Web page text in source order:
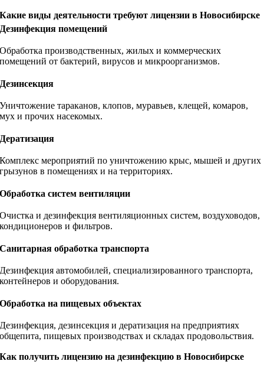
Какие виды деятельности требуют лицензии в Новосибирске
Дезинфекция помещений
Обработка производственных, жилых и коммерческих
помещений от бактерий, вирусов и микроорганизмов.
Дезинсекция
Уничтожение тараканов, клопов, муравьев, клещей, комаров,
мух и прочих насекомых.
Дератизация
Комплекс мероприятий по уничтожению крыс, мышей и других
грызунов в помещениях и на территориях.
Обработка систем вентиляции
Очистка и дезинфекция вентиляционных систем, воздуховодов,
кондиционеров и фильтров.
Санитарная обработка транспорта
Дезинфекция автомобилей, специализированного транспорта,
контейнеров и оборудования.
Обработка на пищевых объектах
Дезинфекция, дезинсекция и дератизация на предприятиях
общепита, пищевых производствах и складах продовольствия.
Как получить лицензию на дезинфекцию в Новосибирске